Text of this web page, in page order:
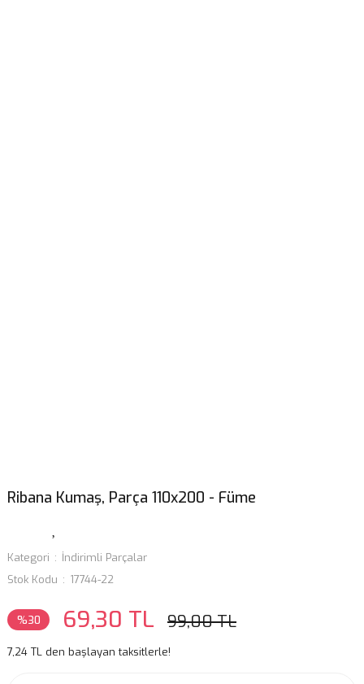
Ribana Kumaş, Parça 110x200 - Füme
Kategori
İndirimli Parçalar
Stok Kodu
17744-22
%30 69,30 TL 99,00 TL
7,24 TL den başlayan taksitlerle!